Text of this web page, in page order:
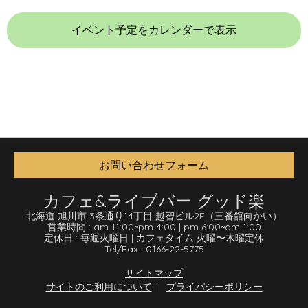
イベント予定をカレンダーで表示
お問い合わせフォーム
カフェ&ライブバー グッド楽
北海道 旭川市 3条通り14丁目 越智ビル2F （三番舘向かい）
営業時間 : am 11:00~pm 4:00 | pm 6:00~am 1:00
定休日 : 毎週火曜日 | カフェタイム 火曜〜木曜定休
Tel/Fax : 0166-22-5775
サイトマップ
サイトのご利用について
プライバシーポリシー